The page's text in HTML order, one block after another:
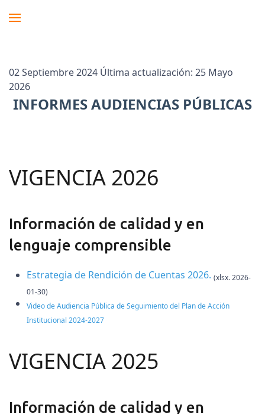
02 Septiembre 2024 Última actualización: 25 Mayo
2026
INFORMES AUDIENCIAS PÚBLICAS
VIGENCIA 2026
Información de calidad y en
lenguaje comprensible
Estrategia de Rendición de Cuentas 2026. (xlsx. 2026-
01-30)
Video de Audiencia Pública de Seguimiento del Plan de Acción
Institucional 2024-2027
VIGENCIA 2025
Información de calidad y en